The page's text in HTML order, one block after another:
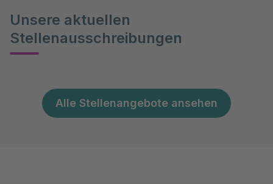
Unsere aktuellen
Stellenausschreibungen
Alle Stellenangebote ansehen